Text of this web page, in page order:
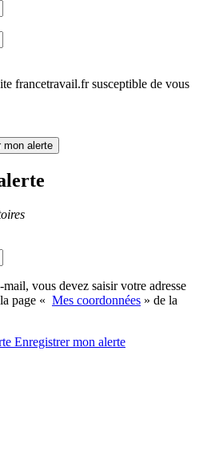
francetravail.fr susceptible de vous
mon alerte
vous devez saisir votre adresse
page « Mes coordonnées » de la
Enregistrermon alerte